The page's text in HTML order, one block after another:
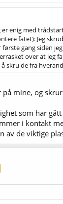
er enig med
fatet): Jeg
gang siden
over at jeg
skru de fra
på mine, og
som har gått
i kontakt
av de viktige